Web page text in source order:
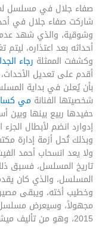
صفاء جلال في مسلسل
شاركت صفاء جلال في
وشوقية، والذي شهد عدم
أحداثه بعد اعتذاره،
وكشفت الممثلة رجاء
أقدم على تعديل
بأن يُعلن في بداية
شخصيتها الفنانة مي
حفيدها ربيع بينها وبين
إدوارد انضم لأبطال
وبذلك تُحل أزمة إدارة
ولا يعد انسحاب أحمد
تاريخ المسلسل، فسبق
المسلسل، والذي كان
وخطيب أخته، ويبقى
مجهولاً، وسيعرض
2015، وهو من تأليف ميشيل نبيل وإخراج عمر رشدي.